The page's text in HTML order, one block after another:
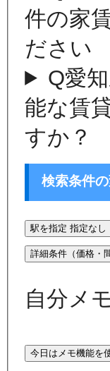
件の家
ださい
Q愛
能な賃
すか？
検索条件
駅を指定 指定なし
詳細条件（価格・
自分メ
今日はメモ機能を